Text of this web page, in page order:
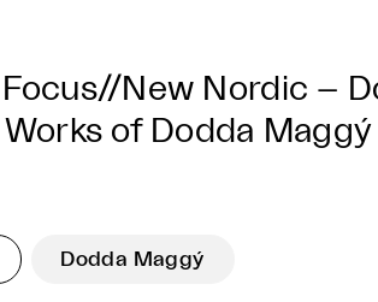
Focus//New Nordic –
of Dodda Maggý
Dodda Maggý